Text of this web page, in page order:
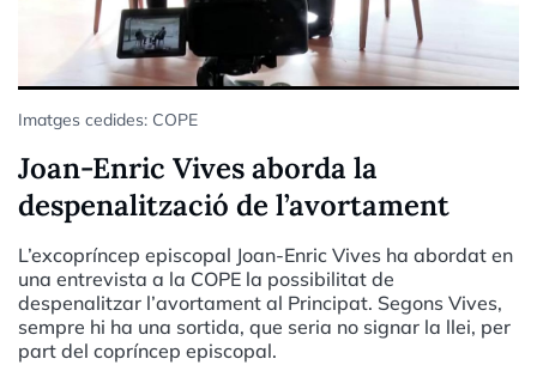
Imatges cedides: COPE
Joan-Enric Vives aborda la
despenalització de l’avortament
L’excopríncep episcopal Joan-Enric Vives ha abordat en
una entrevista a la COPE la possibilitat de
despenalitzar l’avortament al Principat. Segons Vives,
sempre hi ha una sortida, que seria no signar la llei, per
part del copríncep episcopal.